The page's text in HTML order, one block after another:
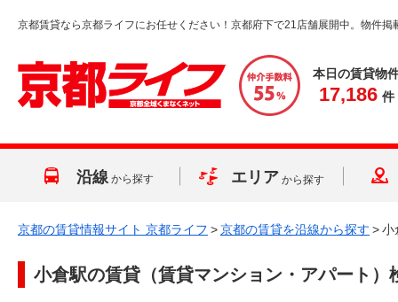
京都賃貸なら京都ライフにお任せください！京都府下で21店舗展開中。物件掲
本日の賃貸物
17,186 件
沿線 から探す エリア から探す
京都の賃貸情報サイト 京都ライフ >京都の賃貸を沿線から探す >小
小倉駅の賃貸（賃貸マンション・アパート）